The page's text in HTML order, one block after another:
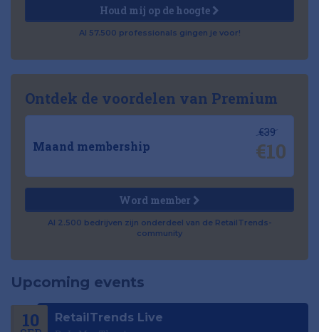
Houd mij op de hoogte
Al 57.500 professionals gingen je voor!
Ontdek de voordelen van Premium
Maand membership
€39
€10
Word member
Al 2.500 bedrijven zijn onderdeel van de RetailTrends-
community
Upcoming events
10 RetailTrends Live